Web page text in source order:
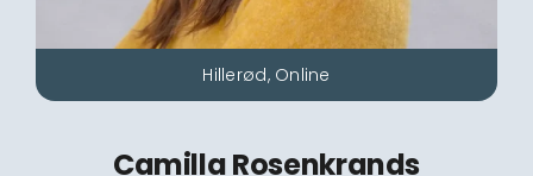
Hillerød, Online
Camilla Rosenkrands